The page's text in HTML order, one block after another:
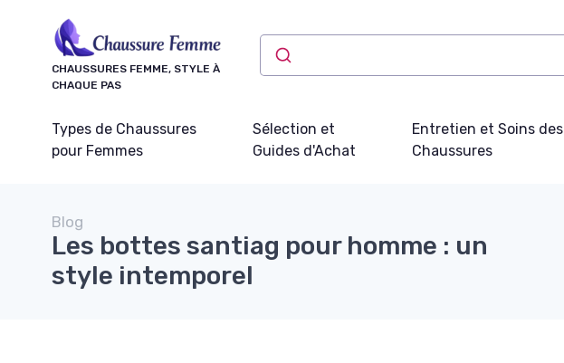
CHAUSSURES FEMME, STYLE À
CHAQUE PAS
Types de Chaussures
pour Femmes
Sélection et
Guides d'Achat
Entretien et Soins des
Chaussures
Blog
Les bottes santiag pour homme : un
style intemporel